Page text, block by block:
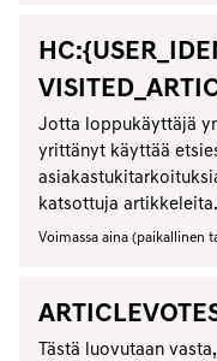
Jotta loppukäyttäjä
yrittänyt käyttää
katsottuja artikkeleita.
Voimassa aina (paikallinen
Tästä luovutaan